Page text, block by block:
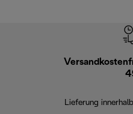
Lieferung